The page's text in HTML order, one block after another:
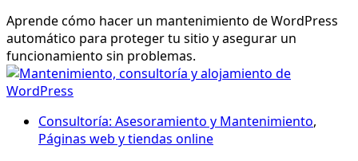
Aprende cómo hacer un mantenimiento de WordPress
automático para proteger tu sitio y asegurar un
funcionamiento sin problemas.
Consultoría: Asesoramiento y Mantenimiento,
Páginas web y tiendas online